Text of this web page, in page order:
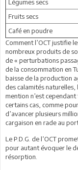
Légumes secs
Fruits secs
Café en poudre
Comment l’OCT justifie
nombreux produits de
de « perturbations
de la consommation en
baisse de la production
des calamités
mention n’est
certains cas, comme
d’avancer plusieurs
cargaison en rade au
Le P.D.G. de l’OCT
pour autant évoquer le
résorption.